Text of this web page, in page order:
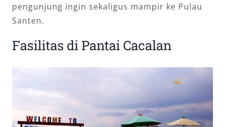
pengunjung ingin sekaligus mampir ke Pulau
Santen.
Fasilitas di Pantai Cacalan